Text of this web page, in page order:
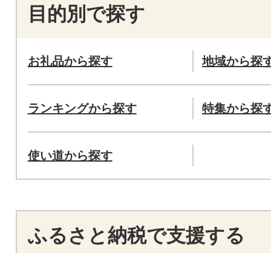
目的別で探す
お礼品から探す 地域から探
ランキングから探す 特集から探
使い道から探す
ふるさと納税で支援する